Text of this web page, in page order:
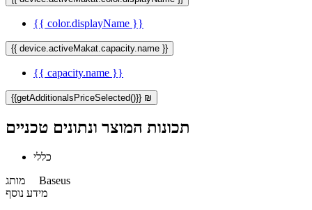
{{ color.displayName }}
{{ device.activeMakat.capacity.name }}
{{ capacity.name }}
{{getAdditionalsPriceSelected()}} ₪
תכונות המוצר ונתונים טכניים
כללי
מותג Baseus
מידע נוסף